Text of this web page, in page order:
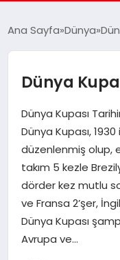
TEKNOLOJI
SIYASET
SPOR
YAŞAM
EKONOMI
SAĞLIK
Ana Sayfa Dünya
Dünya
Dünya Kupası
Dünya Kupası, 1930
düzenlenmiş olup,
takım 5 kezle
dörder kez mutlu
ve Fransa 2’şer,
Dünya Kupası
Avrupa ve…